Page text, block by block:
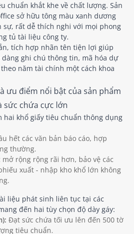
chuẩn khắt khe về chất lượng. Sản
sở hữu tông màu xanh dương
sự, rất dễ thích nghi với mọi phong
tủ tài liệu công ty.
tích hợp nhãn tên tiện lợi giúp
ghi chú thông tin, mã hóa dự
năm tài chính một cách khoa
ưu điểm nổi bật của sản phẩm
sức chứa cực lớn
hai khổ giấy tiêu chuẩn thông dụng
hết các văn bản báo cáo, hợp
thường.
mở rộng rộng rãi hơn, bảo vệ các
xuất - nhập kho khổ lớn không
liệu phát sinh liên tục tại các
đến hai tùy chọn độ dày gáy:
Đạt sức chứa tối ưu lên đến 500 tờ
tiêu chuẩn.